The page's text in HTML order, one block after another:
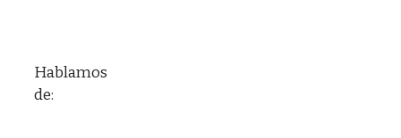
Hablamos
de: